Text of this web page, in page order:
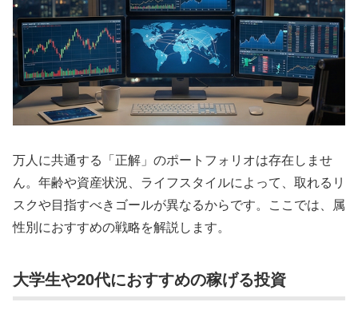
万人に共通する「正解」のポートフォリオは存在しませ
ん。年齢や資産状況、ライフスタイルによって、取れるリ
スクや目指すべきゴールが異なるからです。ここでは、属
性別におすすめの戦略を解説します。
大学生や20代におすすめの稼げる投資